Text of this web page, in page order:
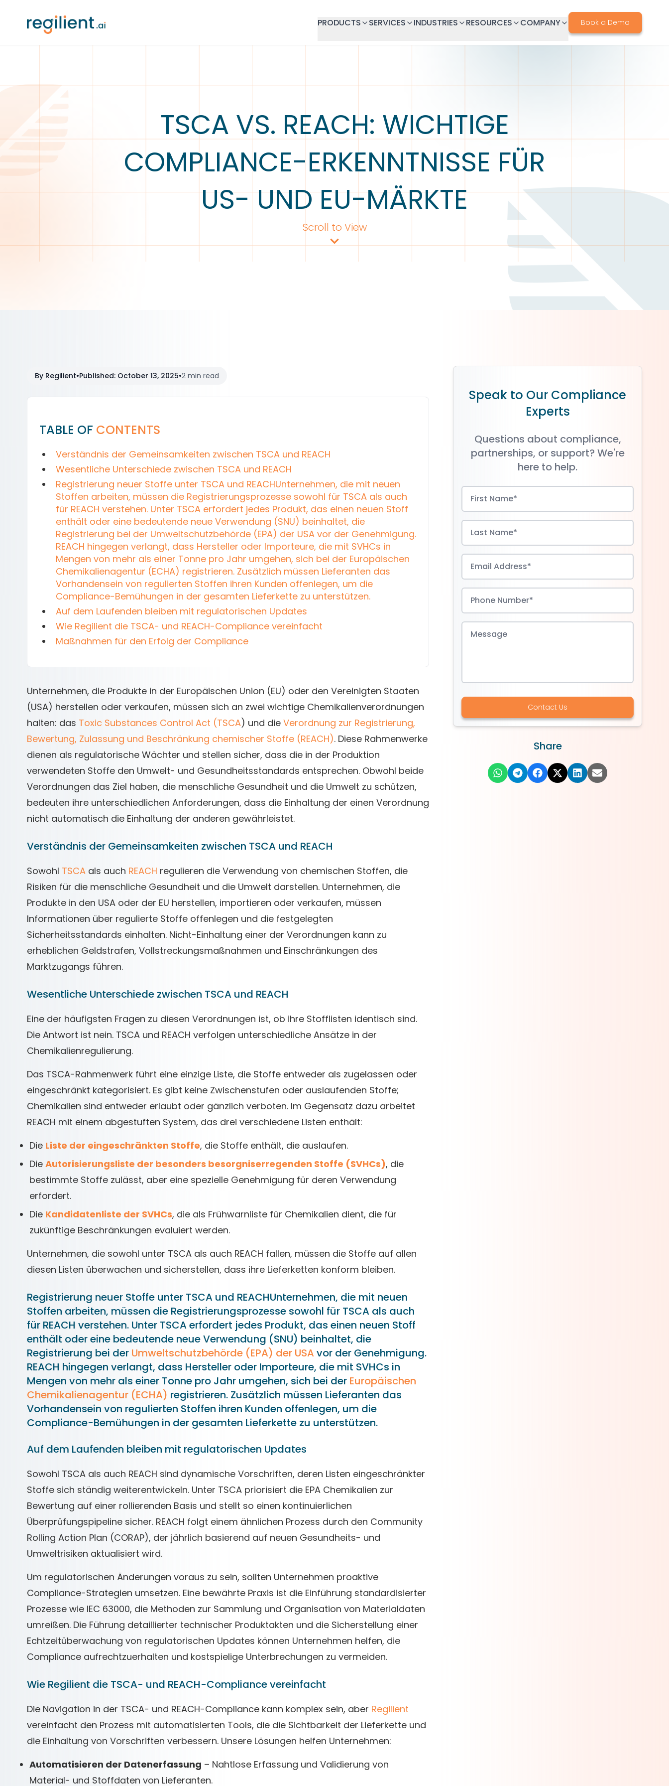
PRODUCTS SERVICES INDUSTRIES RESOURCES COMPANY Book a Demo
TSCA VS. REACH: WICHTIGE
COMPLIANCE-ERKENNTNISSE FÜR
US- UND EU-MÄRKTE
Scroll to View
By Regilient•Published: October 13, 2025•2 min read
TABLE OF CONTENTS
Verständnis der Gemeinsamkeiten zwischen TSCA und REACH
Wesentliche Unterschiede zwischen TSCA und REACH
Registrierung neuer Stoffe unter TSCA und REACHUnternehmen, die mit neuen
Stoffen arbeiten, müssen die Registrierungsprozesse sowohl für TSCA als auch
für REACH verstehen. Unter TSCA erfordert jedes Produkt, das einen neuen Stoff
enthält oder eine bedeutende neue Verwendung (SNU) beinhaltet, die
Registrierung bei der Umweltschutzbehörde (EPA) der USA vor der Genehmigung.
REACH hingegen verlangt, dass Hersteller oder Importeure, die mit SVHCs in
Mengen von mehr als einer Tonne pro Jahr umgehen, sich bei der Europäischen
Chemikalienagentur (ECHA) registrieren. Zusätzlich müssen Lieferanten das
Vorhandensein von regulierten Stoffen ihren Kunden offenlegen, um die
Compliance-Bemühungen in der gesamten Lieferkette zu unterstützen.
Auf dem Laufenden bleiben mit regulatorischen Updates
Wie Regilient die TSCA- und REACH-Compliance vereinfacht
Maßnahmen für den Erfolg der Compliance
Unternehmen, die Produkte in der Europäischen Union (EU) oder den Vereinigten Staaten
(USA) herstellen oder verkaufen, müssen sich an zwei wichtige Chemikalienverordnungen
halten: das Toxic Substances Control Act (TSCA) und die Verordnung zur Registrierung,
Bewertung, Zulassung und Beschränkung chemischer Stoffe (REACH). Diese Rahmenwerke
dienen als regulatorische Wächter und stellen sicher, dass die in der Produktion
verwendeten Stoffe den Umwelt- und Gesundheitsstandards entsprechen. Obwohl beide
Verordnungen das Ziel haben, die menschliche Gesundheit und die Umwelt zu schützen,
bedeuten ihre unterschiedlichen Anforderungen, dass die Einhaltung der einen Verordnung
nicht automatisch die Einhaltung der anderen gewährleistet.
Verständnis der Gemeinsamkeiten zwischen TSCA und REACH
Sowohl TSCA als auch REACH regulieren die Verwendung von chemischen Stoffen, die
Risiken für die menschliche Gesundheit und die Umwelt darstellen. Unternehmen, die
Produkte in den USA oder der EU herstellen, importieren oder verkaufen, müssen
Informationen über regulierte Stoffe offenlegen und die festgelegten
Sicherheitsstandards einhalten. Nicht-Einhaltung einer der Verordnungen kann zu
erheblichen Geldstrafen, Vollstreckungsmaßnahmen und Einschränkungen des
Marktzugangs führen.
Wesentliche Unterschiede zwischen TSCA und REACH
Eine der häufigsten Fragen zu diesen Verordnungen ist, ob ihre Stofflisten identisch sind.
Die Antwort ist nein. TSCA und REACH verfolgen unterschiedliche Ansätze in der
Chemikalienregulierung.
Das TSCA-Rahmenwerk führt eine einzige Liste, die Stoffe entweder als zugelassen oder
eingeschränkt kategorisiert. Es gibt keine Zwischenstufen oder auslaufenden Stoffe;
Chemikalien sind entweder erlaubt oder gänzlich verboten. Im Gegensatz dazu arbeitet
REACH mit einem abgestuften System, das drei verschiedene Listen enthält:
Die Liste der eingeschränkten Stoffe, die Stoffe enthält, die auslaufen.
Die Autorisierungsliste der besonders besorgniserregenden Stoffe (SVHCs), die
bestimmte Stoffe zulässt, aber eine spezielle Genehmigung für deren Verwendung
erfordert.
Die Kandidatenliste der SVHCs, die als Frühwarnliste für Chemikalien dient, die für
zukünftige Beschränkungen evaluiert werden.
Unternehmen, die sowohl unter TSCA als auch REACH fallen, müssen die Stoffe auf allen
diesen Listen überwachen und sicherstellen, dass ihre Lieferketten konform bleiben.
Registrierung neuer Stoffe unter TSCA und REACHUnternehmen, die mit neuen
Stoffen arbeiten, müssen die Registrierungsprozesse sowohl für TSCA als auch
für REACH verstehen. Unter TSCA erfordert jedes Produkt, das einen neuen Stoff
enthält oder eine bedeutende neue Verwendung (SNU) beinhaltet, die
Registrierung bei der Umweltschutzbehörde (EPA) der USA vor der Genehmigung.
REACH hingegen verlangt, dass Hersteller oder Importeure, die mit SVHCs in
Mengen von mehr als einer Tonne pro Jahr umgehen, sich bei der Europäischen
Chemikalienagentur (ECHA) registrieren. Zusätzlich müssen Lieferanten das
Vorhandensein von regulierten Stoffen ihren Kunden offenlegen, um die
Compliance-Bemühungen in der gesamten Lieferkette zu unterstützen.
Auf dem Laufenden bleiben mit regulatorischen Updates
Sowohl TSCA als auch REACH sind dynamische Vorschriften, deren Listen eingeschränkter
Stoffe sich ständig weiterentwickeln. Unter TSCA priorisiert die EPA Chemikalien zur
Bewertung auf einer rollierenden Basis und stellt so einen kontinuierlichen
Überprüfungspipeline sicher. REACH folgt einem ähnlichen Prozess durch den Community
Rolling Action Plan (CORAP), der jährlich basierend auf neuen Gesundheits- und
Umweltrisiken aktualisiert wird.
Um regulatorischen Änderungen voraus zu sein, sollten Unternehmen proaktive
Compliance-Strategien umsetzen. Eine bewährte Praxis ist die Einführung standardisierter
Prozesse wie IEC 63000, die Methoden zur Sammlung und Organisation von Materialdaten
umreißen. Die Führung detaillierter technischer Produktakten und die Sicherstellung einer
Echtzeitüberwachung von regulatorischen Updates können Unternehmen helfen, die
Compliance aufrechtzuerhalten und kostspielige Unterbrechungen zu vermeiden.
Wie Regilient die TSCA- und REACH-Compliance vereinfacht
Die Navigation in der TSCA- und REACH-Compliance kann komplex sein, aber Regilient
vereinfacht den Prozess mit automatisierten Tools, die die Sichtbarkeit der Lieferkette und
die Einhaltung von Vorschriften verbessern. Unsere Lösungen helfen Unternehmen:
Automatisieren der Datenerfassung – Nahtlose Erfassung und Validierung von
Material- und Stoffdaten von Lieferanten.
Speak to Our Compliance
Experts
Questions about compliance,
partnerships, or support? We're
here to help.
Contact Us
Share